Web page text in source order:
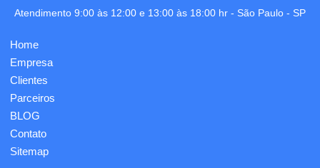
Atendimento 9:00 às 12:00 e 13:00 às 18:00 hr - São Paulo - SP
Home
Empresa
Clientes
Parceiros
BLOG
Contato
Sitemap